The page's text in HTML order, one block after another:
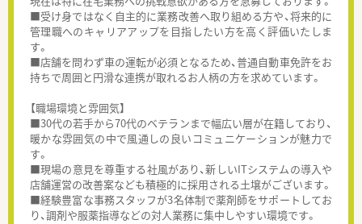
■受け身ではなく自主的に業務改善へ取り組める方や、将来的に
管理職へのキャリアアップを目指したい方を高く評価いたしま
す。
■店舗を問わず車の運転が必須となるため、普通自動車免許をお
持ちで周囲と円滑な連携が取れるお人柄の方を求めています。
【職場環境と雰囲気】
■30代の若手から70代のベテランまで幅広い層が在籍しており、
暖かな雰囲気の中で風通しの良いコミュニケーションが魅力で
す。
■現場の意見を尊重する社風があり、新しいITシステムの導入や
店舗運営の改善案なども積極的に採用される土壌がございます。
■経験豊富な事務スタッフが3名体制で薬剤師をサポートしてお
り、調剤や服薬指導などの対人業務に集中しやすい環境です。